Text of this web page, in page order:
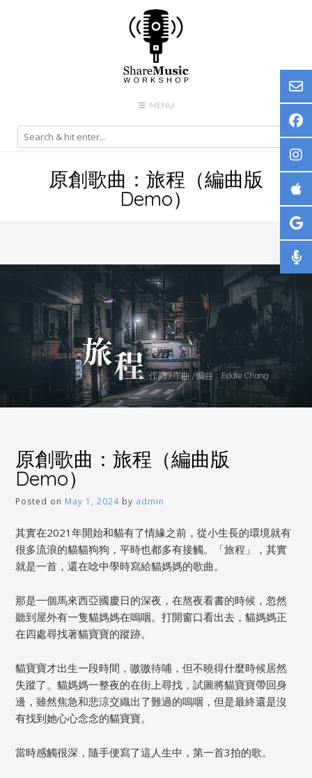
MENU
原創歌曲：旅程（編曲版
Demo）
原創歌曲：旅程（編曲版
Demo）
Posted on May 1, 2024 by admin
其實在2021年開始和貓有了情緣之前，從小生長的環境就有
很多流浪的貓貓狗狗，平時也都多有接觸。「旅程」，其實
就是一首，還在唸中學時寫給貓媽媽的歌曲。
那是一個馬來西亞國慶日的深夜，在熬夜看書的時候，忽然
聽到屋外有一隻貓媽媽在嗚咽。打開窗口看出去，貓媽媽正
在四處尋找著貓寶寶的蹤跡。
貓寶寶才出生一段時間，嗷嗷待哺，但不曉得什麼時候居然
失蹤了。貓媽媽一整夜的在街上尋找，試圖將貓寶寶帶回身
邊，雖然焦急和悲涼交織出了難過的嗚咽，但是最終還是沒
有找到她心心念念的貓寶寶。
當時感觸很深，隨手便寫了這人生中，第一首3拍的歌。